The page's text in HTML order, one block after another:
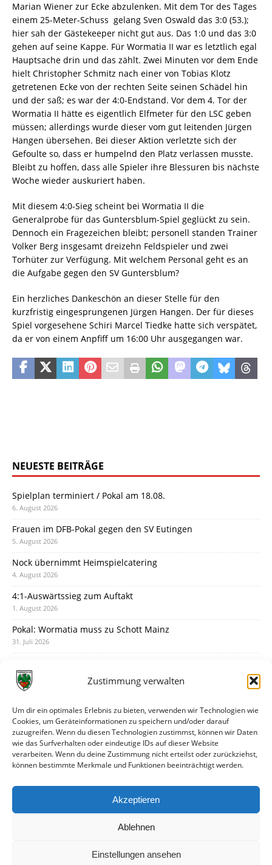
Zustimmung verwalten
Um dir ein optimales Erlebnis zu bieten, verwenden wir Technologien wie
Cookies, um Geräteinformationen zu speichern und/oder darauf
zuzugreifen. Wenn du diesen Technologien zustimmst, können wir Daten
wie das Surfverhalten oder eindeutige IDs auf dieser Website
verarbeiten. Wenn du deine Zustimmung nicht erteilst oder zurückziehst,
können bestimmte Merkmale und Funktionen beeinträchtigt werden.
Akzeptieren
Ablehnen
Einstellungen ansehen
Marian Wiener zur Ecke abzulenken. Mit dem Tor des Tages 
einem 25-Meter-Schuss  gelang Sven Oswald das 3:0 (53.);
hier sah der Gästekeeper nicht gut aus. Das 1:0 und das 3:0
gehen auf seine Kappe. Für Wormatia II war es letztlich egal 
Hauptsache drin und das zählt. Zwei Minuten vor dem Ende
hielt Christopher Schmitz nach einer von Tobias Klotz
getretenen Ecke von der rechten Seite seinen Schädel hin
und der saß; es war der 4:0-Endstand. Vor dem 4. Tor der
Wormatia II hätte es eigentlich Elfmeter für den LSC geben
müssen; allerdings wurde dieser vom gut leitenden Jürgen
Hangen übersehen. Bei dieser Aktion verletzte sich der
Gefoulte so, dass er humpelnd den Platz verlassen musste.
Bleibt zu hoffen, dass alle Spieler ihre Blessuren bis nächste
Woche wieder auskuriert haben.
Mit diesem 4:0-Sieg scheint bei Wormatia II die
Generalprobe für das Guntersblum-Spiel geglückt zu sein.
Dennoch ein Fragezeichen bleibt; personell standen Trainer
Volker Berg insgesamt dreizehn Feldspieler und zwei
Torhüter zur Verfügung. Mit welchem Personal geht es an
die Aufgabe gegen den SV Guntersblum?
Ein herzliches Dankeschön an dieser Stelle für den
kurzfristig eingesprungenen Jürgen Hangen. Der für dieses
Spiel vorgesehene Schiri Marcel Tiedke hatte sich verspätet,
da er von einem Anpfiff um 16:00 Uhr ausgegangen war.
NEUESTE BEITRÄGE
Spielplan terminiert / Pokal am 18.08.
6. August 2026
Frauen im DFB-Pokal gegen den SV Eutingen
5. August 2026
Nock übernimmt Heimspielcatering
4. August 2026
4:1-Auswärtssieg zum Auftakt
1. August 2026
Pokal: Wormatia muss zu Schott Mainz
31. Juli 2026
30. Juli 2026
28. Juli 2026
Neuer Rückensponsor
28. Juli 2026
Neue Podcast-Folge: So tickt Björn!
Eindrücke vom Stadionfest
27. Juli 2026